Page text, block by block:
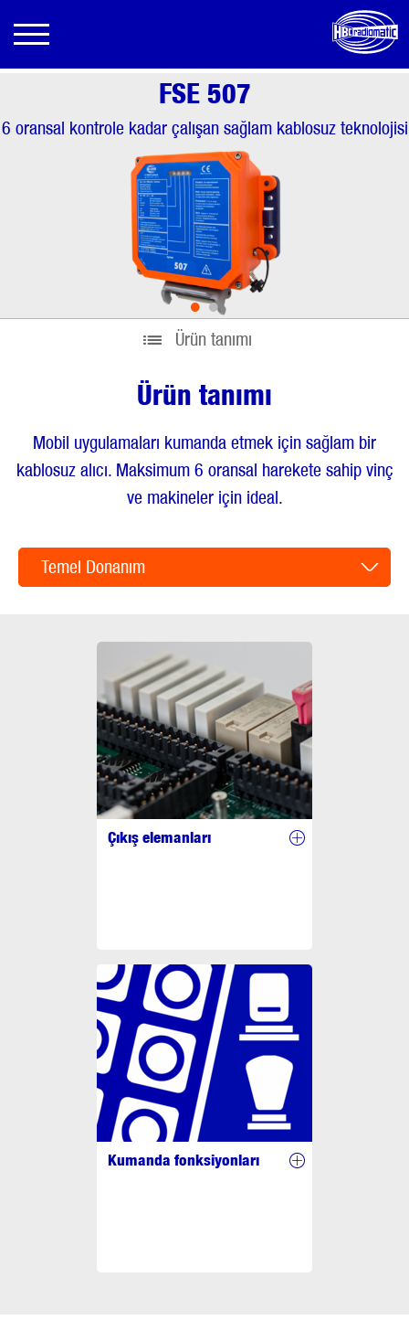
FSE 507
6 oransal kontrole kadar çalışan sağlam kablosuz teknolojisi
••
Ürün tanımı
Ürün tanımı
Mobil uygulamaları kumanda etmek için sağlam bir
kablosuz alıcı. Maksimum 6 oransal harekete sahip vinç
ve makineler için ideal.
Temel Donanım
Çıkış elemanları
Kumanda fonksiyonları